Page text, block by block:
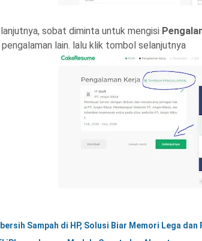
sobat diminta untuk mengisi
lain. lalu klik tombol selanjutnya
Sampah di HP, Solusi Biar Memori Lega